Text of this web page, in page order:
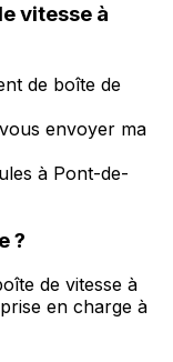
vitesse à
de boîte de
envoyer ma
à Pont-de-
?
de vitesse à
en charge à